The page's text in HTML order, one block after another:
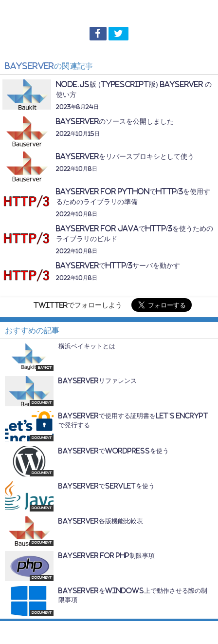
BayServerの関連記事
Node.js版 (TypeScript版) BayServer の
使い方
2023年8月24日
BayServerのソースを公開しました
2022年10月15日
BayServerをリバースプロキシとして使う
2022年10月8日
BayServer for PythonでHTTP/3を使用す
るためのライブラリの準備
2022年10月8日
BayServer for JavaでHTTP/3を使うための
ライブラリのビルド
2022年10月8日
BayServerでHTTP/3サーバを動かす
2022年10月8日
Twitterでフォローしよう
おすすめの記事
Baykit
横浜ベイキットとは
Document
BayServerリファレンス
Document
BayServerで使用する証明書をLet’s Encrypt
で発行する
Document
BayServerでWordPressを使う
Document
BayServerでServletを使う
Document
BayServer各版機能比較表
Document
BayServer for PHP制限事項
Document
BayServerをWindows上で動作させる際の制
限事項